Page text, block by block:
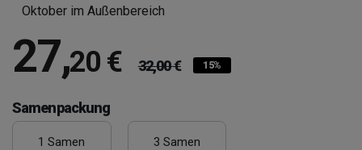
Oktober im Außenbereich
27,20 € 32,00 € 15%
Samenpackung
1 Samen 3 Samen